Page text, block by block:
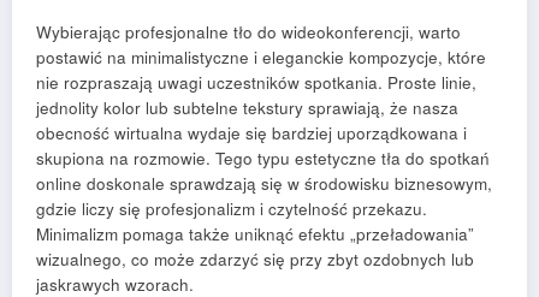
Wybierając profesjonalne tło do wideokonferencji, warto
postawić na minimalistyczne i eleganckie kompozycje, które
nie rozpraszają uwagi uczestników spotkania. Proste linie,
jednolity kolor lub subtelne tekstury sprawiają, że nasza
obecność wirtualna wydaje się bardziej uporządkowana i
skupiona na rozmowie. Tego typu estetyczne tła do spotkań
online doskonale sprawdzają się w środowisku biznesowym,
gdzie liczy się profesjonalizm i czytelność przekazu.
Minimalizm pomaga także uniknąć efektu „przeładowania”
wizualnego, co może zdarzyć się przy zbyt ozdobnych lub
jaskrawych wzorach.